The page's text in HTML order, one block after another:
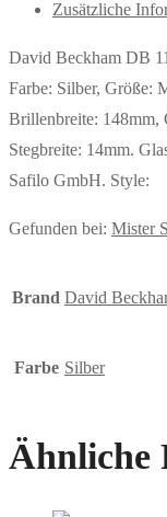
Zusätzliche
David Beckham DB
Farbe: Silber, Größe:
Brillenbreite: 148mm,
Stegbreite: 14mm.
Safilo GmbH. Style:
Gefunden bei: Mister
Brand David
Farbe Silber
Ähnliche